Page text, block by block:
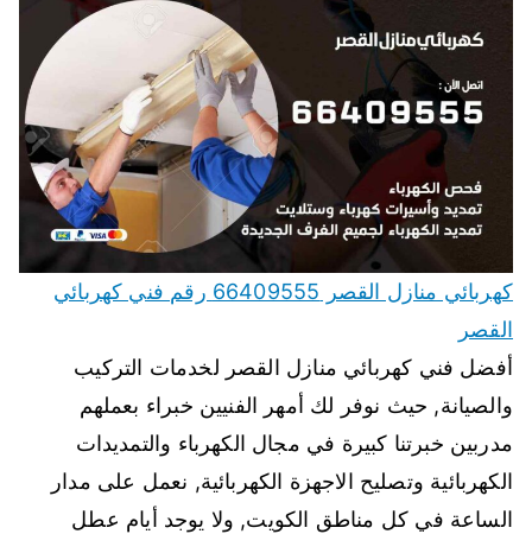
كهربائي منازل القصر 66409555 رقم فني كهربائي
القصر
أفضل فني كهربائي منازل القصر لخدمات التركيب
والصيانة, حيث نوفر لك أمهر الفنيين خبراء بعملهم
مدربين خبرتنا كبيرة في مجال الكهرباء والتمديدات
الكهربائية وتصليح الاجهزة الكهربائية, نعمل على مدار
الساعة في كل مناطق الكويت, ولا يوجد أيام عطل